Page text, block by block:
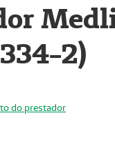
2)
do prestador